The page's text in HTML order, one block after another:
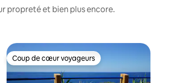
propreté et bien plus encore.
Coup de cœur voyageurs
Coup de cœur voyageurs